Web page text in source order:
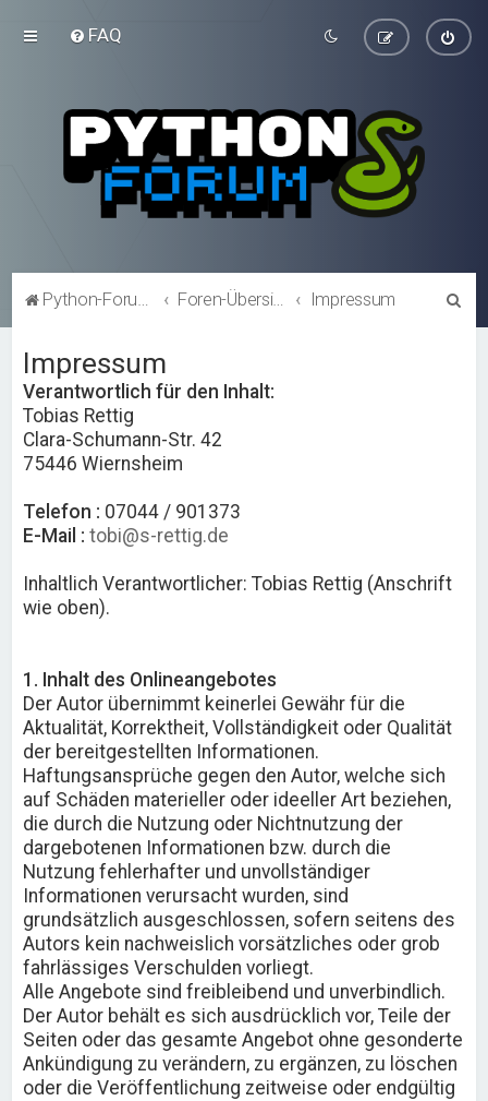
FAQ
Python-Forum.de Foren-Übersicht Impressum
Impressum
Verantwortlich für den Inhalt:
Tobias Rettig
Clara-Schumann-Str. 42
75446 Wiernsheim
Telefon : 07044 / 901373
E-Mail : tobi@s-rettig.de
Inhaltlich Verantwortlicher: Tobias Rettig (Anschrift
wie oben).
1. Inhalt des Onlineangebotes
Der Autor übernimmt keinerlei Gewähr für die
Aktualität, Korrektheit, Vollständigkeit oder Qualität
der bereitgestellten Informationen.
Haftungsansprüche gegen den Autor, welche sich
auf Schäden materieller oder ideeller Art beziehen,
die durch die Nutzung oder Nichtnutzung der
dargebotenen Informationen bzw. durch die
Nutzung fehlerhafter und unvollständiger
Informationen verursacht wurden, sind
grundsätzlich ausgeschlossen, sofern seitens des
Autors kein nachweislich vorsätzliches oder grob
fahrlässiges Verschulden vorliegt.
Alle Angebote sind freibleibend und unverbindlich.
Der Autor behält es sich ausdrücklich vor, Teile der
Seiten oder das gesamte Angebot ohne gesonderte
Ankündigung zu verändern, zu ergänzen, zu löschen
oder die Veröffentlichung zeitweise oder endgültig